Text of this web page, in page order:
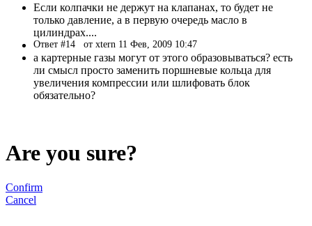
Если колпачки не держут на клапанах, то будет не
только давление, а в первую очередь масло в
цилиндрах....
Ответ #14 от xtern 11 Фев, 2009 10:47
а картерные газы могут от этого образовываться? есть
ли смысл просто заменить поршневые кольца для
увеличения компрессии или шлифовать блок
обязательно?
Are you sure?
Confirm
Cancel